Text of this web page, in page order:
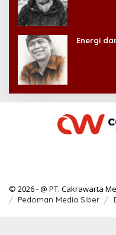
Energi
© 2026 - @ PT. Cakrawarta
Pedoman Media Siber